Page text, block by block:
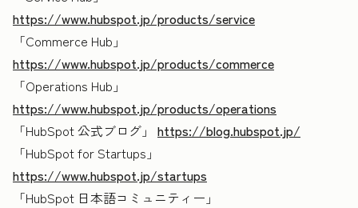
https://www.hubspot.jp/products/service
「Commerce Hub」
https://www.hubspot.jp/products/commerce
「Operations Hub」
https://www.hubspot.jp/products/operations
「HubSpot 公式ブログ」 https://blog.hubspot.jp/
「HubSpot for Startups」
https://www.hubspot.jp/startups
「HubSpot 日本語コミュニティー」